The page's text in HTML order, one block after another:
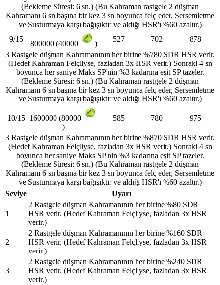
(Bekleme Süresi: 6 sn.) (Bu Kahraman rastgele 2 düşman
Kahramanı 6 sn başına bir kez 3 sn boyunca felç eder, Sersemletme
ve Susturmaya karşı bağışıktır ve aldığı HSR'ı %60 azaltır.)
9/15
800000 (40000 )
527 702
878
3 Rastgele düşman Kahramanının her birine %780 SDR HSR verir.
(Hedef Kahraman Felçliyse, fazladan 3x HSR verir.) Sonraki 4 sn
boyunca her saniye Maks SP'nin %3 kadarına eşit SP tazeler.
(Bekleme Süresi: 6 sn.) (Bu Kahraman rastgele 2 düşman
Kahramanı 6 sn başına bir kez 3 sn boyunca felç eder, Sersemletme
ve Susturmaya karşı bağışıktır ve aldığı HSR'ı %60 azaltır.)
10/15
1600000 (80000
)
585 780 975
3 Rastgele düşman Kahramanının her birine %870 SDR HSR verir.
(Hedef Kahraman Felçliyse, fazladan 3x HSR verir.) Sonraki 4 sn
boyunca her saniye Maks SP'nin %3 kadarına eşit SP tazeler.
(Bekleme Süresi: 6 sn.) (Bu Kahraman rastgele 2 düşman
Kahramanı 6 sn başına bir kez 3 sn boyunca felç eder, Sersemletme
ve Susturmaya karşı bağışıktır ve aldığı HSR'ı %60 azaltır.)
Seviye
Uyarı
1
2 Rastgele düşman Kahramanının her birine %80 SDR
HSR verir. (Hedef Kahraman Felçliyse, fazladan 3x HSR
verir.)
2
2 Rastgele düşman Kahramanının her birine %160 SDR
HSR verir. (Hedef Kahraman Felçliyse, fazladan 3x HSR
verir.)
3
2 Rastgele düşman Kahramanının her birine %240 SDR
HSR verir. (Hedef Kahraman Felçliyse, fazladan 3x HSR
verir.)